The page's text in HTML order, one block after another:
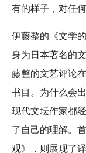
有的样子，对任
伊藤整的《文学
身为日本著名的
藤整的文艺评论
书目。为什么会
现代文坛作家都
了自己的理解。
观》，则展现了